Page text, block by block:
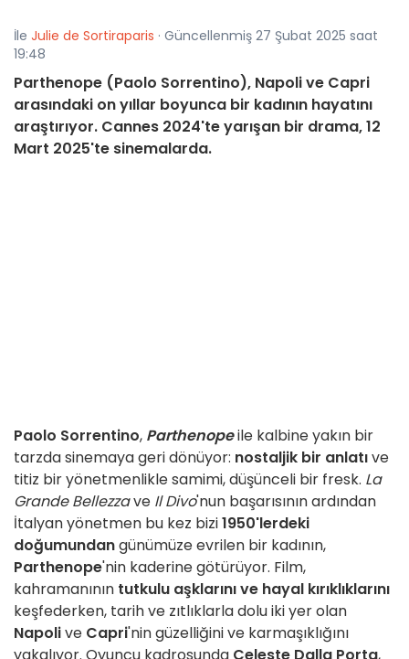
İle Julie de Sortiraparis · Güncellenmiş 27 Şubat 2025 saat
19:48
Parthenope (Paolo Sorrentino), Napoli ve Capri
arasındaki on yıllar boyunca bir kadının hayatını
araştırıyor. Cannes 2024'te yarışan bir drama, 12
Mart 2025'te sinemalarda.
Paolo Sorrentino, Parthenopeile kalbine yakın bir
tarzda sinemaya geri dönüyor: nostaljik bir anlatıve
titiz bir yönetmenlikle samimi, düşünceli bir fresk. La
Grande Bellezzave Il Divo'nun başarısının ardından
İtalyan yönetmen bu kez bizi1950'lerdeki
doğumundangünümüze evrilen bir kadının,
Parthenope'nin kaderine götürüyor. Film,
kahramanının tutkulu aşklarını ve hayal kırıklıklarını
keşfederken, tarih ve zıtlıklarla dolu iki yer olan
Napolive Capri'nin güzelliğini ve karmaşıklığını